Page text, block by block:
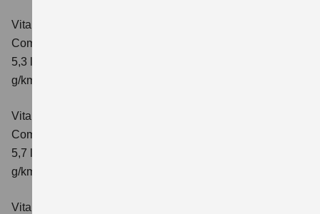
Vitara 1.4 BOOSTERJET HYBRID
Comfort+
5,3 l/100km; kombinierter Wert der CO₂-Emission: 120
g/km; CO₂-Klasse: D
Vitara 1.4 BOOSTERJET HYBRID AT
Comfort+
5,7 l/100km; kombinierter Wert der CO₂-Emission: 130
g/km; CO₂-Klasse: D
Vitara 1.4 BOOSTERJET HYBRID ALLGRIP